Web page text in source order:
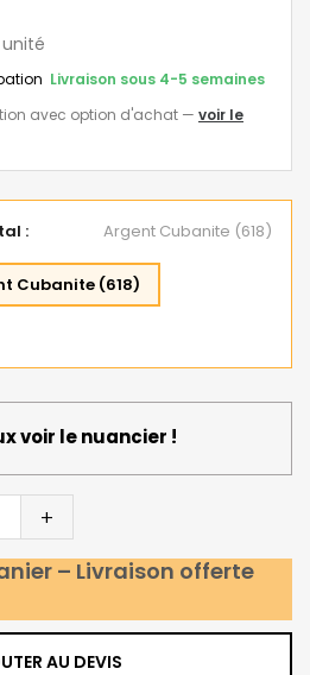
Livraison sous 4-5 semaines
avec option d'achat — voir le
: Argent Cubanite (618)
Cubanite (618)
voir le nuancier !
+
– Livraison offerte
AU DEVIS